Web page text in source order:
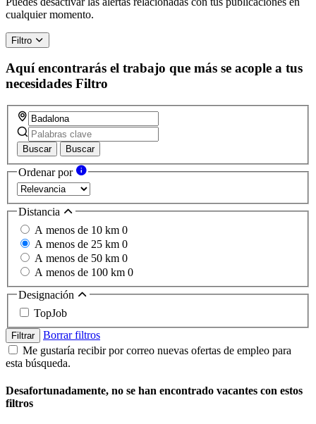
cualquier momento.
Filtro
Aquí encontrarás el trabajo que más se acople a tus
necesidades Filtro
Buscar Buscar
Ordenar por
Distancia
A menos de 10 km 0
A menos de 25 km 0
A menos de 50 km 0
A menos de 100 km 0
Designación
TopJob
Filtrar
Borrar filtros
Me gustaría recibir por correo nuevas ofertas de empleo para
esta búsqueda.
Desafortunadamente, no se han encontrado vacantes con estos
filtros